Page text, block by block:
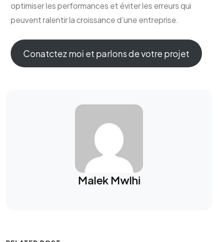
optimiser les performances et éviter les erreurs qui
peuvent ralentir la croissance d’une entreprise.
Conatctez moi et parlons de votre projet
Malek Mwlhi